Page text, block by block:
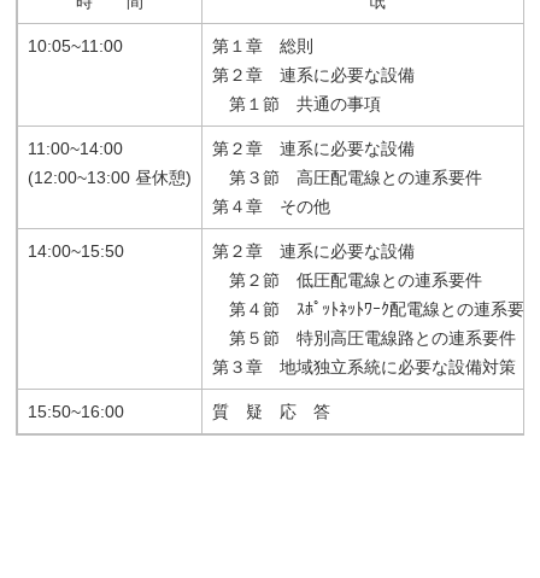
10:05~11:00
第１章 総則
第２章 連系に必要な設備
第１節 共通の事項
11:00~14:00
(12:00~13:00 昼休憩)
第２章 連系に必要な設備
第３節 高圧配電線との連系要件
第４章 その他
14:00~15:50
第２章 連系に必要な設備
第２節 低圧配電線との連系要件
第４節 ｽﾎﾟｯﾄﾈｯﾄﾜｰｸ配電線との連系要
第５節 特別高圧電線路との連系要件
第３章 地域独立系統に必要な設備対策
15:50~16:00 質 疑 応 答